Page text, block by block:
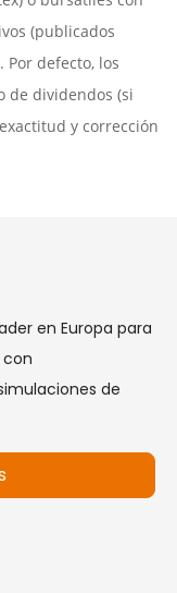
(publicados
defecto, los
de dividendos (si
y corrección